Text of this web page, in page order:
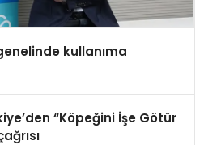
kullanıma
“Köpeğini İşe Götür